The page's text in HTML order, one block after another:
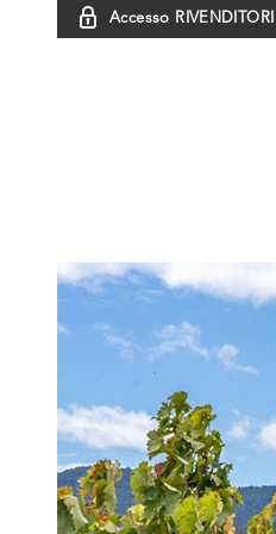
Accesso RIVENDITORI